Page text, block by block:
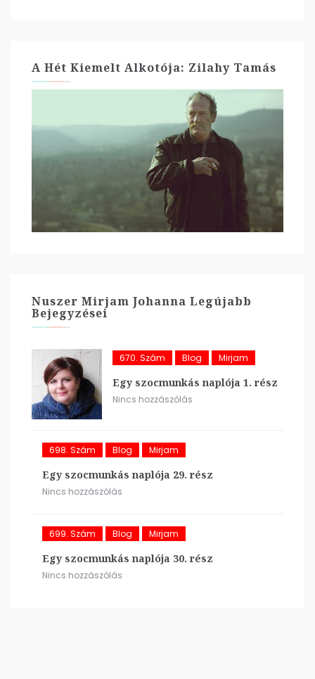
A Hét Kiemelt Alkotója: Zilahy Tamás
Nuszer Mirjam Johanna Legújabb
Bejegyzései
670. Szám Blog Mirjam
Egy szocmunkás naplója 1. rész
Nincs hozzászólás
698. Szám Blog Mirjam
Egy szocmunkás naplója 29. rész
Nincs hozzászólás
699. Szám Blog Mirjam
Egy szocmunkás naplója 30. rész
Nincs hozzászólás